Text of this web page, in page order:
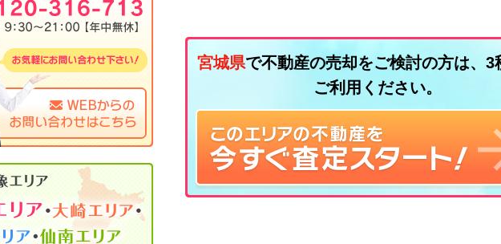
宮城県で不動産の売却をご検討の方は、3
ご利用ください。